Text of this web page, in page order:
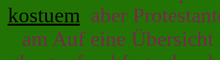
kostuem aber
am Auf eine